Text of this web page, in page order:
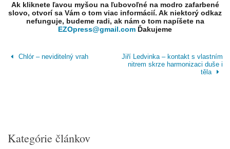
Ak kliknete ľavou myšou na ľubovoľné na modro zafarbené
slovo, otvorí sa Vám o tom viac informácií. Ak niektorý odkaz
nefunguje, budeme radi, ak nám o tom napíšete na
EZOpress@gmail.com Ďakujeme
Chlór – neviditelný vrah
Jiří Ledvinka – kontakt s vlastním
nitrem skrze harmonizaci duše i
těla
Kategórie článkov